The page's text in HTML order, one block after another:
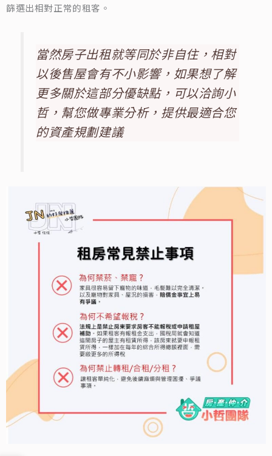
篩選出相對正常的租客。
當然房子出租就等同於非自住，相對
以後售屋會有不小影響，如果想了解
更多關於這部分優缺點，可以洽詢小
哲，幫您做專業分析，提供最適合您
的資產規劃建議